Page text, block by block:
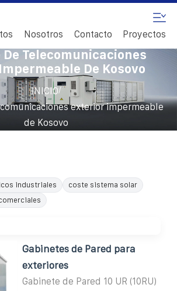
Nosotros Contacto Proyectos
De Telecomunicaciones
De Kosovo
INICIO/
exterior impermeable
de Kosovo
industriales
coste sistema solar
Gabinetes de Pared para
exteriores
Gabinete de Pared 10 UR (10RU)